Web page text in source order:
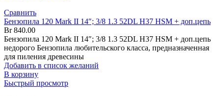
Сравнить
Бензопила 120 Mark II 14″; 3/8 1.3 52DL H37 HSM + доп.цепь
Br840.00
Бензопила 120 Mark II 14″; 3/8 1.3 52DL H37 HSM + доп.цепь
недорого Бензопила любительского класса, предназначенная
для пиления древесины
Добавить в список желаний
В корзину
Быстрый просмотр